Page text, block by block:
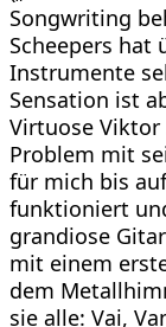
Songwriting
Scheepers hat
Instrumente
Sensation ist
Virtuose Viktor
Problem mit
für mich bis
funktioniert
grandiose
mit einem
dem
sie alle: Vai,